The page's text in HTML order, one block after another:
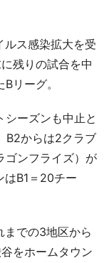
ス感染拡大を受
残りの試合を中
リーグ。
ーズンも中止と
B2からは2クラブ
ゴンフライズ）が
B1＝20チー
での3地区から
をホームタウン